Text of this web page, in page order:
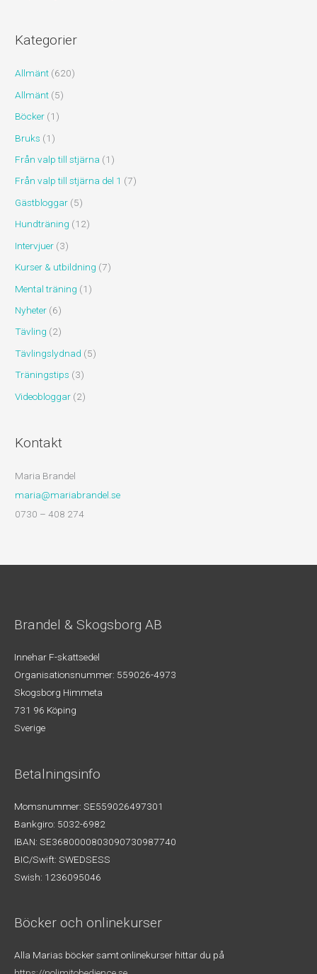
Kategorier
Allmänt (620)
Allmänt (5)
Böcker (1)
Bruks (1)
Från valp till stjärna (1)
Från valp till stjärna del 1 (7)
Gästbloggar (5)
Hundträning (12)
Intervjuer (3)
Kurser & utbildning (7)
Mental träning (1)
Nyheter (6)
Tävling (2)
Tävlingslydnad (5)
Träningstips (3)
Videobloggar (2)
Kontakt
Maria Brandel
maria@mariabrandel.se
0730 – 408 274
Brandel & Skogsborg AB
Innehar F-skattsedel
Organisationsnummer: 559026-4973
Skogsborg Himmeta
731 96 Köping
Sverige
Betalningsinfo
Momsnummer: SE559026497301
Bankgiro: 5032-6982
IBAN: SE3680000803090730987740
BIC/Swift: SWEDSESS
Swish: 1236095046
Böcker och onlinekurser
Alla Marias böcker samt onlinekurser hittar du på